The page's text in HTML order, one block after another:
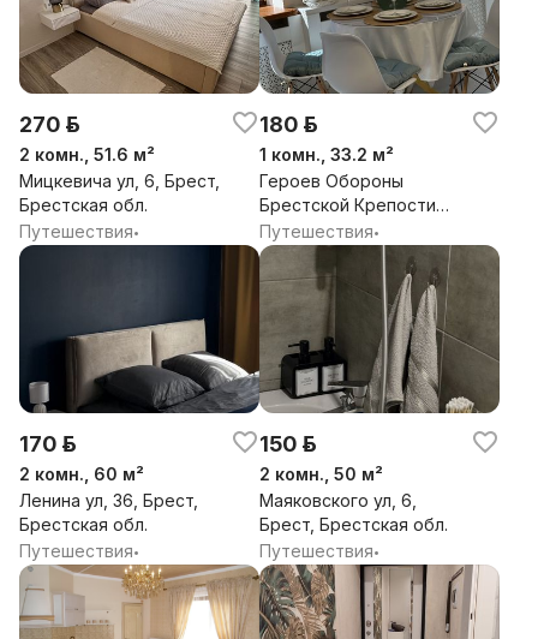
270 р.
2 комн., 51.6 м²
Мицкевича ул, 6, Брест,
Брестская обл.
Путешествия•
180 р.
1 комн., 33.2 м²
Героев Обороны
Брестской Крепости
ул, 64, Брест,
Брестская обл.
Путешествия•
170 р.
2 комн., 60 м²
Ленина ул, 36, Брест,
Брестская обл.
Путешествия•
150 р.
2 комн., 50 м²
Маяковского ул, 6,
Брест, Брестская обл.
Путешествия•